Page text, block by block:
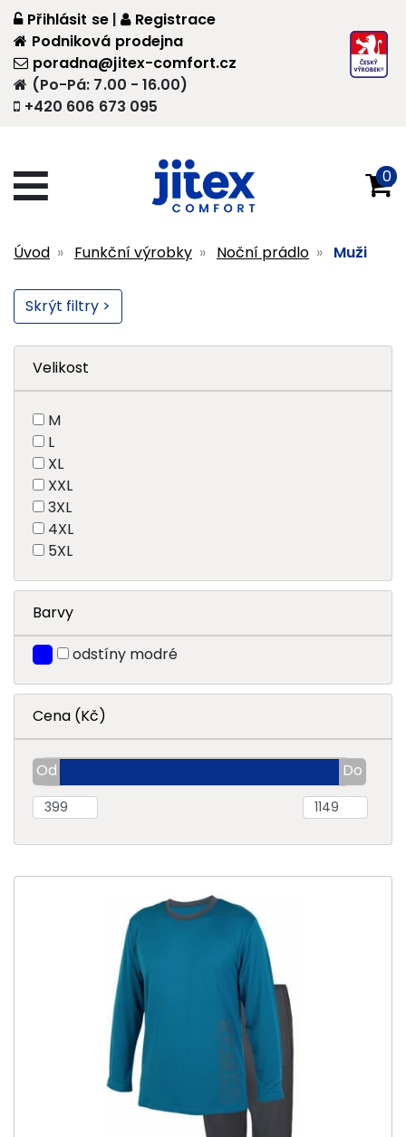
+420 606 673 095
(Po-Pá: 7.00 - 16.00)
poradna@jitex-comfort.cz
Přihlásit se |
Registrace
Podniková prodejna
0
Úvod Funkční výrobky Noční prádlo Muži
Skrýt filtry >
Velikost
M
L
XL
XXL
3XL
4XL
5XL
Barvy
odstíny modré
Cena (Kč)